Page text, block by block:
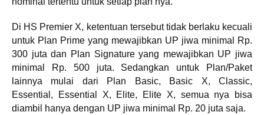
Di HS Premier X, ketentuan tersebut tidak berlaku kecuali
untuk Plan Prime yang mewajibkan UP jiwa minimal Rp.
300 juta dan Plan Signature yang mewajibkan UP jiwa
minimal Rp. 500 juta. Sedangkan untuk Plan/Paket
lainnya mulai dari Plan Basic, Basic X, Classic,
Essential, Essential X, Elite, Elite X, semua nya bisa
diambil hanya dengan UP jiwa minimal Rp. 20 juta saja.